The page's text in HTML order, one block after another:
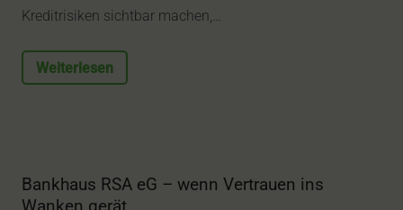
Kreditrisiken sichtbar machen,…
Weiterlesen
Bankhaus RSA eG – wenn Vertrauen ins